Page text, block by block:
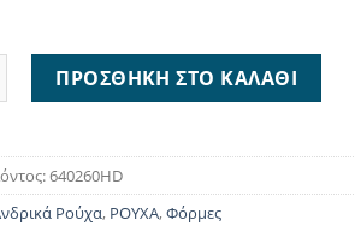
Cuff Jog Pants Dark Heather Grey
ΠΡΟΣΘΉΚΗ ΣΤΟ ΚΑΛΆΘΙ
640260HD
Ρούχα, ΡΟΥΧΑ,Φόρμες